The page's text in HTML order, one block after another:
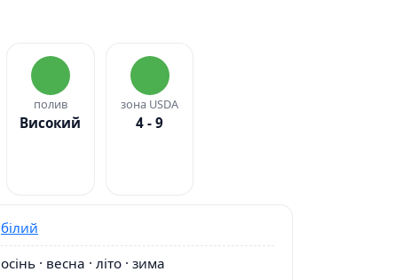
полив
Високий
зона USDA
4 - 9
білий
осінь · весна · літо · зима